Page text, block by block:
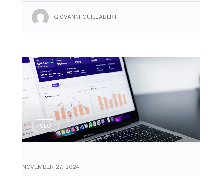
GIOVANNI GUILLABERT
SEO
NOVEMBER 27, 2024